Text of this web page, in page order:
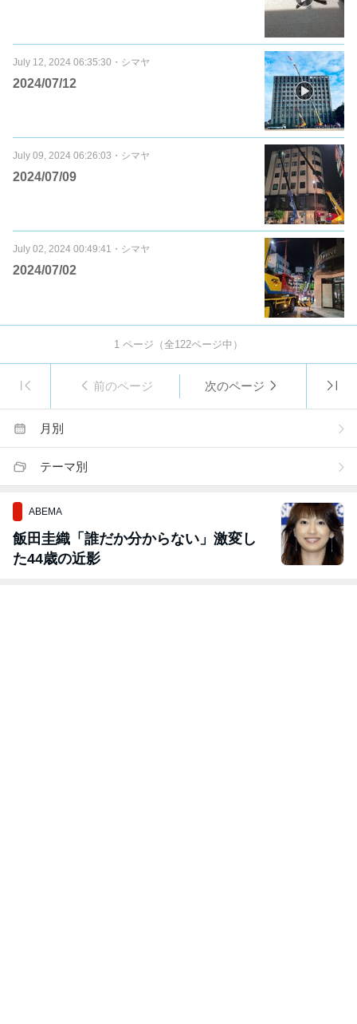
July 12, 2024 06:35:30 ・ シマヤ
2024/07/12
July 09, 2024 06:26:03 ・ シマヤ
2024/07/09
July 02, 2024 00:49:41 ・ シマヤ
2024/07/02
1 ページ（全122ページ中）
前のページ 次のページ
月別
テーマ別
ABEMA
飯田圭織「誰だか分からない」激変し
た44歳の近影